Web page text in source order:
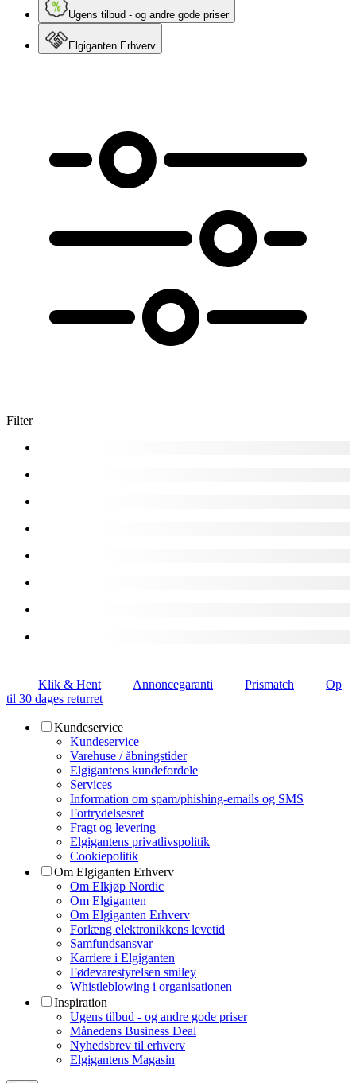
Ugens tilbud - og andre gode priser
Elgiganten Erhverv
Filter
Klik & Hent Annoncegaranti Prismatch
Op
til 30 dages returret
Kundeservice
Kundeservice
Varehuse / åbningstider
Elgigantens kundefordele
Services
Information om spam/phishing-emails og SMS
Fortrydelsesret
Fragt og levering
Elgigantens privatlivspolitik
Cookiepolitik
Om Elgiganten Erhverv
Om Elkjøp Nordic
Om Elgiganten
Om Elgiganten Erhverv
Forlæng elektronikkens levetid
Samfundsansvar
Karriere i Elgiganten
Fødevarestyrelsen smiley
Whistleblowing i organisationen
Inspiration
Ugens tilbud - og andre gode priser
Månedens Business Deal
Nyhedsbrev til erhverv
Elgigantens Magasin